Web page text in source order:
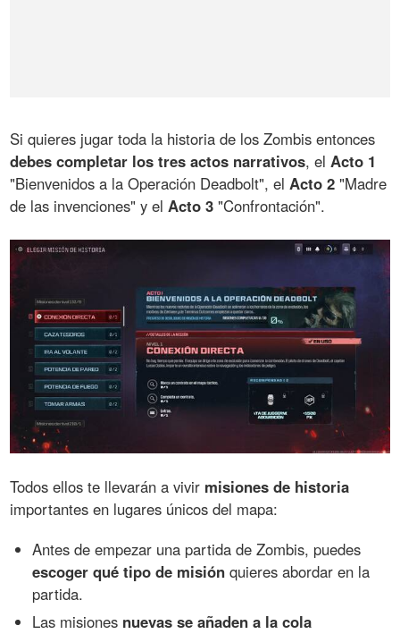
Si quieres jugar toda la historia de los Zombis entonces
debes completar los tres actos narrativos, el Acto 1
"Bienvenidos a la Operación Deadbolt", el Acto 2 "Madre
de las invenciones" y el Acto 3 "Confrontación".
Todos ellos te llevarán a vivir misiones de historia
importantes en lugares únicos del mapa:
Antes de empezar una partida de Zombis, puedes
escoger qué tipo de misión quieres abordar en la
partida.
Las misiones nuevas se añaden a la cola